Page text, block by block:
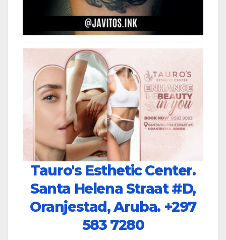
Tauro's Esthetic Center.
Santa Helena Straat #D,
Oranjestad, Aruba. +297
583 7280